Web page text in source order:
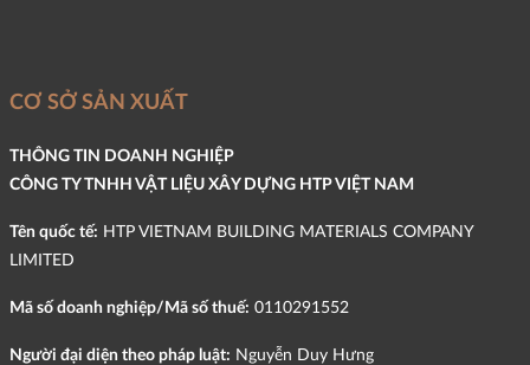
CƠ SỞ SẢN XUẤT
THÔNG TIN DOANH NGHIỆP
CÔNG TY TNHH VẬT LIỆU XÂY DỰNG HTP VIỆT NAM
Tên quốc tế: HTP VIETNAM BUILDING MATERIALS COMPANY
LIMITED
Mã số doanh nghiệp/Mã số thuế: 0110291552
Người đại diện theo pháp luật: Nguyễn Duy Hưng